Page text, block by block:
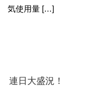
気使用量 […]
連日大盛況！